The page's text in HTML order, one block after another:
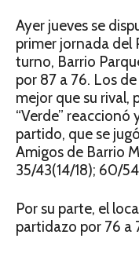
Ayer jueves se
primer jornada del
turno, Barrio
por 87 a 76. Los
mejor que su rival,
“Verde” reaccionó
partido, que se
Amigos de Barrio
35/43(14/18); 60/
Por su parte, el
partidazo por 76 a